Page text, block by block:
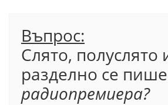
Въпрос:
Слято, полуслято
разделно се
радиопремиера?